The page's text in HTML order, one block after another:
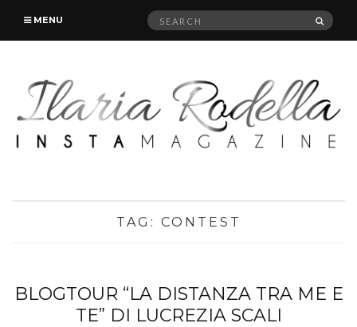
MENU
Search
TAG: CONTEST
BLOGTOUR “LA DISTANZA TRA ME E
TE” DI LUCREZIA SCALI